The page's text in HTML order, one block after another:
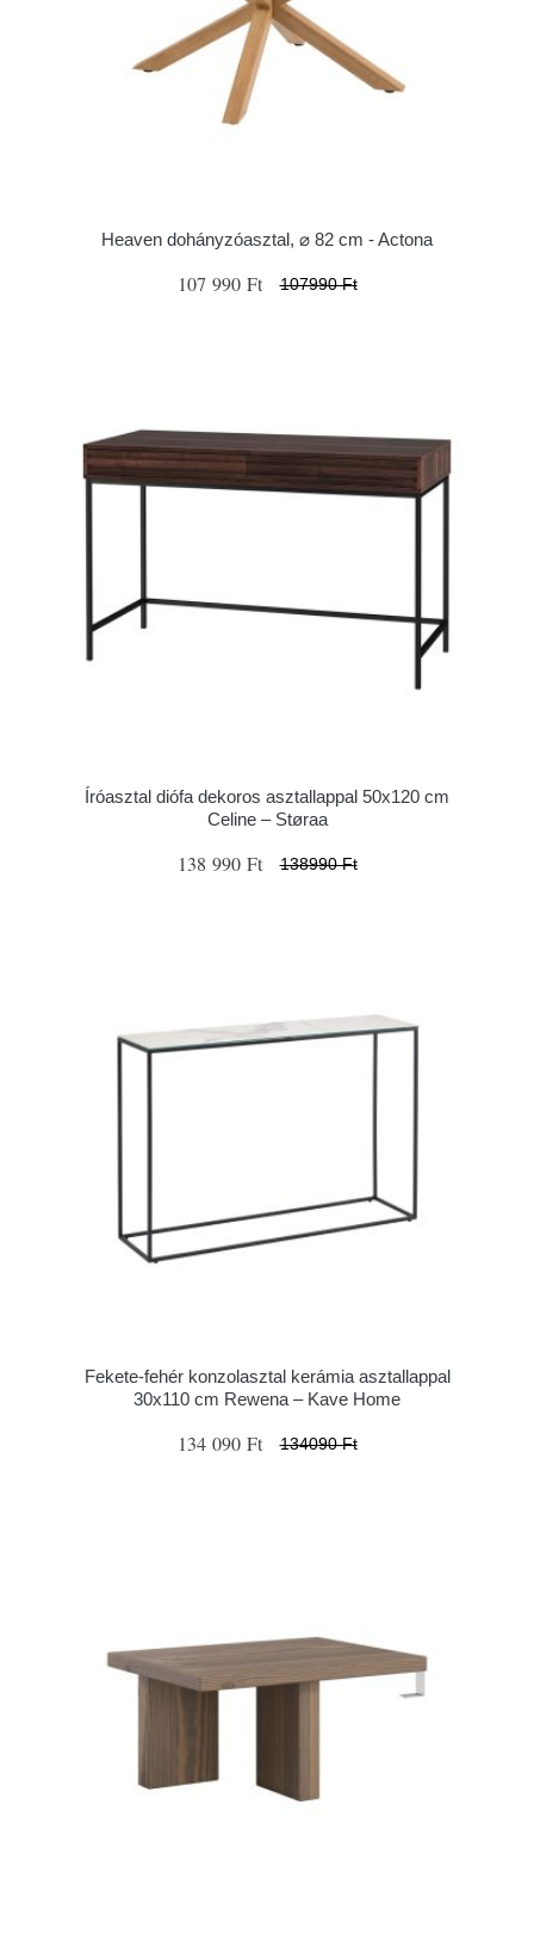
Heaven dohányzóasztal, ⌀ 82 cm - Actona
107 990 Ft 107990 Ft
Íróasztal diófa dekoros asztallappal 50x120 cm
Celine – Støraa
138 990 Ft 138990 Ft
Fekete-fehér konzolasztal kerámia asztallappal
30x110 cm Rewena – Kave Home
134 090 Ft 134090 Ft